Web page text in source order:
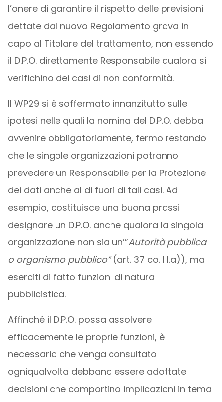
l’onere di garantire il rispetto delle previsioni
dettate dal nuovo Regolamento grava in
capo al Titolare del trattamento, non essendo
il D.P.O. direttamente Responsabile qualora si
verifichino dei casi di non conformità.
Il WP29 si è soffermato innanzitutto sulle
ipotesi nelle quali la nomina del D.P.O. debba
avvenire obbligatoriamente, fermo restando
che le singole organizzazioni potranno
prevedere un Responsabile per la Protezione
dei dati anche al di fuori di tali casi. Ad
esempio, costituisce una buona prassi
designare un D.P.O. anche qualora la singola
organizzazione non sia un’”Autorità pubblica
o organismo pubblico”(art. 37 co. I l.a)), ma
eserciti di fatto funzioni di natura
pubblicistica.
Affinché il D.P.O. possa assolvere
efficacemente le proprie funzioni, è
necessario che venga consultato
ogniqualvolta debbano essere adottate
decisioni che comportino implicazioni in tema